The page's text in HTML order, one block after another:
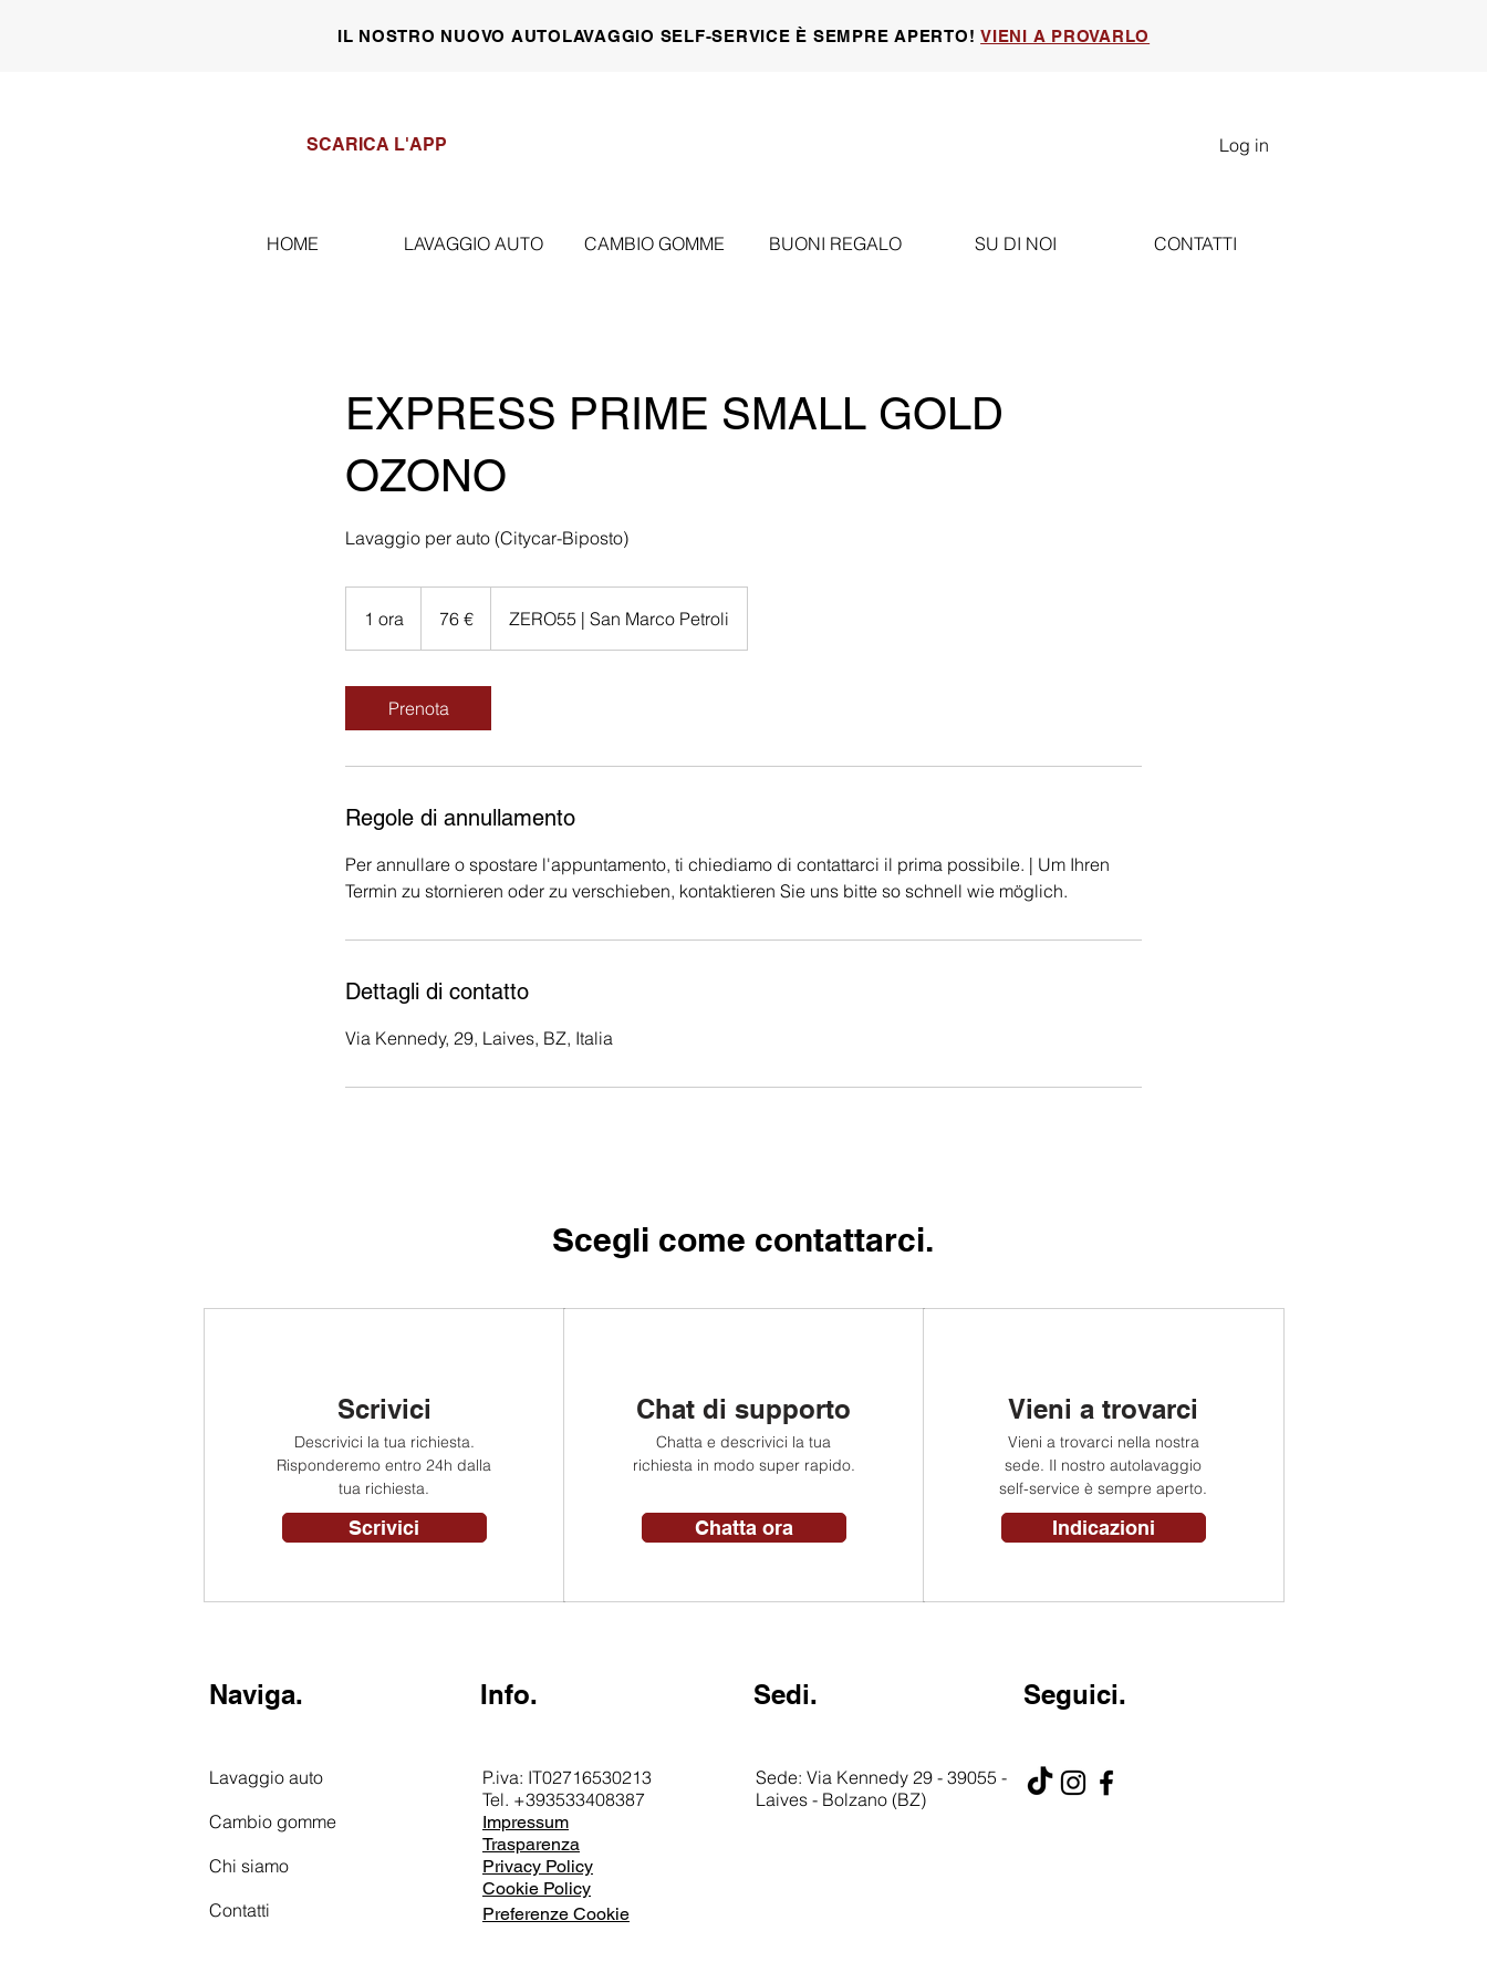
IL NOSTRO NUOVO AUTOLAVAGGIO SELF-SERVICE È SEMPRE APERTO! VIENI A PROVARLO
HOME LAVAGGIO AUTO CAMBIO GOMME BUONI REGALO SU DI NOI CONTATTI
EXPRESS PRIME SMALL GOLD
OZONO
Lavaggio per auto (Citycar-Biposto)
1 ora
o
76 € ZERO55 | San Marco Petroli
Prenota
Regole di annullamento
Per annullare o spostare l'appuntamento, ti chiediamo di contattarci il prima possibile. | Um Ihren
Termin zu stornieren oder zu verschieben, kontaktieren Sie uns bitte so schnell wie möglich.
Dettagli di contatto
Via Kennedy, 29, Laives, BZ, Italia
Log in
SCARICA L'APP
Scegli come contattarci.
Scrivici
Descrivici la tua richiesta.
Risponderemo entro 24h dalla
tua richiesta.
Scrivici
Chat di supporto
Chatta e descrivici la tua
richiesta in modo super rapido.
Chatta ora
Vieni a trovarci
Vieni a trovarci nella nostra
sede. Il nostro autolavaggio
self-service è sempre aperto.
Indicazioni
Naviga. Info. Sedi. Seguici.
Lavaggio auto
Cambio gomme
Chi siamo
Contatti
P.iva: IT02716530213
Tel. +393533408387
Impressum
Trasparenza
Privacy Policy
Cookie Policy
Sede: Via Kennedy 29 - 39055 -
Laives - Bolzano (BZ)
Preferenze Cookie